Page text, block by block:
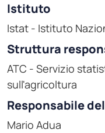
Istituto
Istat - Istituto
Struttura
ATC - Servizio
sull'agricoltura
Responsabile
Mario Adua